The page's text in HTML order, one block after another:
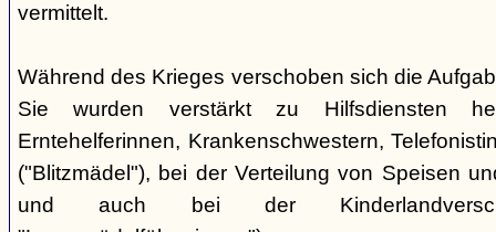
vermittelt.
Während des Krieges verschoben sich die
Sie wurden verstärkt zu Hilfsdiensten
Erntehelferinnen, Krankenschwestern,
("Blitzmädel"), bei der Verteilung von Speisen
und auch bei der